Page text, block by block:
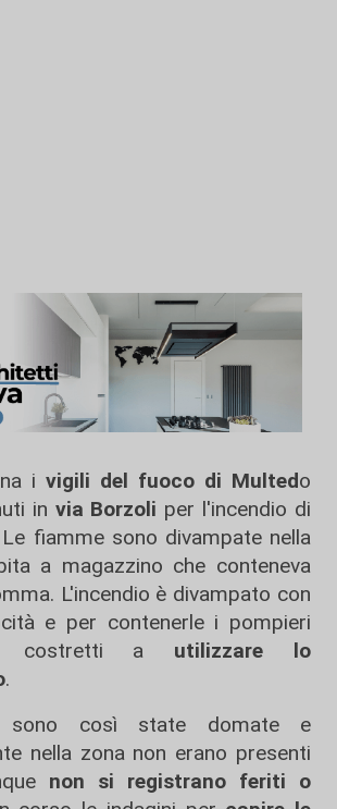
i vigili del fuoco di Multedo
in via Borzoli per l'incendio di
fiamme sono divampate nella
a magazzino che conteneva
L'incendio è divampato con
e per contenerle i pompieri
costretti a utilizzare lo
.
sono così state domate e
nella zona non erano presenti
non si registrano feriti o